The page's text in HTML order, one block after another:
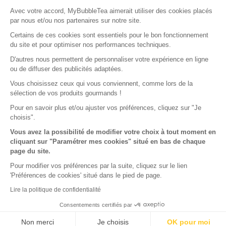
Avec votre accord, MyBubbleTea aimerait utiliser des cookies placés
par nous et/ou nos partenaires sur notre site.
Certains de ces cookies sont essentiels pour le bon fonctionnement
du site et pour optimiser nos performances techniques.
D'autres nous permettent de personnaliser votre expérience en ligne
ou de diffuser des publicités adaptées.
Vous choisissez ceux qui vous conviennent, comme lors de la
sélection de vos produits gourmands !
Pour en savoir plus et/ou ajuster vos préférences, cliquez sur "Je
choisis".
Vous avez la possibilité de modifier votre choix à tout moment en
cliquant sur "Paramétrer mes cookies" situé en bas de chaque
page du site.
Pour modifier vos préférences par la suite, cliquez sur le lien
'Préférences de cookies' situé dans le pied de page.
Lire la politique de confidentialité
Consentements certifiés par
Non merci Je choisis OK pour moi
© 2018-aujourd'hui My Bubble Tea. Tous droits réservés